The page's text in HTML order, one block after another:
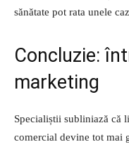
sănătate pot rata unele
Concluzie:
marketing
Specialiștii subliniază că
comercial devine tot mai